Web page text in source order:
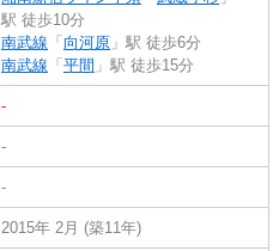
駅 徒歩10分
南武線 「 向河原 」駅 徒歩6分
南武線 「 平間 」駅 徒歩15分
-
-
-
2015年 2月 (築11年)